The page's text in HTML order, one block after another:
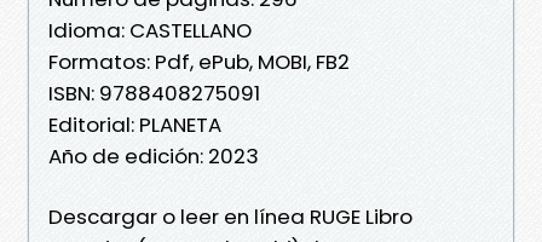
Idioma: CASTELLANO
Formatos: Pdf, ePub, MOBI, FB2
ISBN: 9788408275091
Editorial: PLANETA
Año de edición: 2023
Descargar o leer en línea RUGE Libro